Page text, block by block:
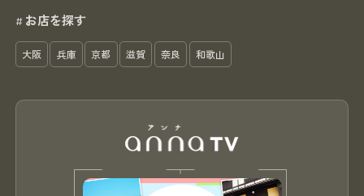
# お店を探す
大阪 兵庫 京都 滋賀 奈良 和歌山